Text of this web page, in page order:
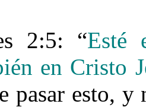
2:5: “Esté
en Cristo
pasar esto,